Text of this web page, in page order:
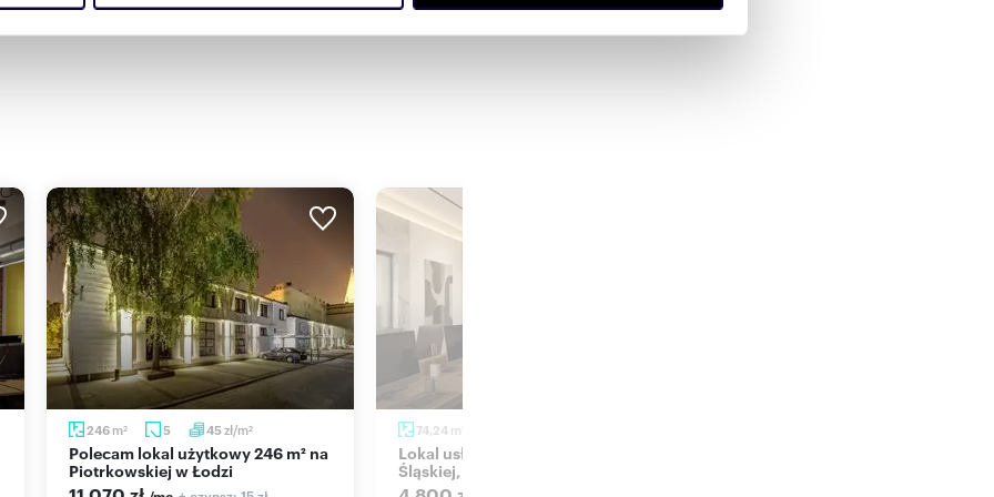
mogą połączyć te informacje z innymi danymi otrzymanymi od Ciebie lub
z ich usług.
drogi dojazdowe od ul. Piotrkowskiej 276 (sąsiedztwo
246 m2 5 45 zł/m2
Polecam lokal użytkowy 246 m² na
Piotrkowskiej w Łodzi
74,24 m
Lokal usługowy 74 m² przy ul.
Śląskiej, witryny - polecam!